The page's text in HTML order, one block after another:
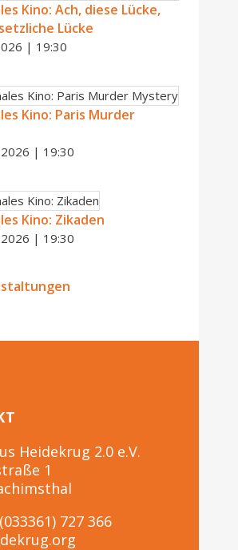
Kino: Ach, diese Lücke,
Lücke
| 19:30
Kino: Paris Murder
| 19:30
Kino: Zikaden
| 19:30
Heidekrug 2.0 e.V.
1
727 366